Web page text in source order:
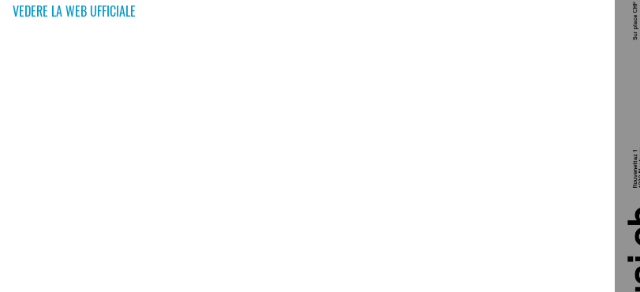
VEDERE LA WEB UFFICIALE